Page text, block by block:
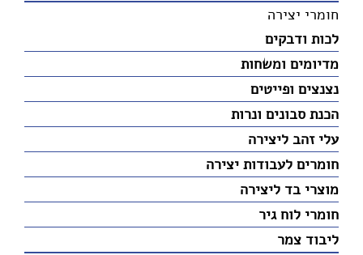
חומרי יצירה
לכות ודבקים
מדיומים ומשחות
נצנצים ופייטים
הכנת סבונים ונרות
עלי זהב ליצירה
חומרים לעבודות יצירה
מוצרי בד ליצירה
חומרי לוח גיר
ליבוד צמר